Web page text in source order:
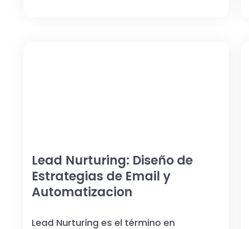
Lead Nurturing: Diseño de
Estrategias de Email y
Automatizacion
Lead Nurturing es el término en